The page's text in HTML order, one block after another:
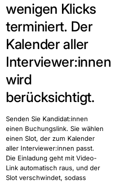
wenigen Klicks
terminiert. Der
Kalender aller
Interviewer:innen
wird
berücksichtigt.
Senden Sie Kandidat:innen
einen Buchungslink. Sie wählen
einen Slot, der zum Kalender
aller Interviewer:innen passt.
Die Einladung geht mit Video-
Link automatisch raus, und der
Slot verschwindet, sodass